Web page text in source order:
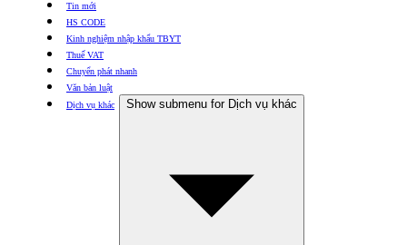
Tin mới
HS CODE
Kinh nghiệm nhập khẩu TBYT
Thuế VAT
Chuyển phát nhanh
Văn bản luật
Dịch vụ khác
Show submenu for Dịch vụ khác